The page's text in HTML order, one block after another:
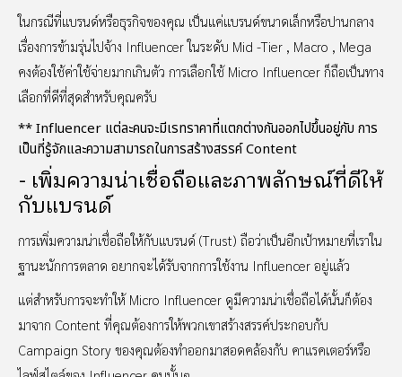
ในกรณีที่แบรนด์หรือธุรกิจของคุณ เป็นแค่แบรนด์ขนาดเล็กหรือปานกลาง
เรื่องการข้ามรุ่นไปจ้าง Influencer ในระดับ Mid -Tier , Macro , Mega
คงต้องใช้ค่าใช้จ่ายมากเกินตัว การเลือกใช้ Micro Influencer ก็ถือเป็นทาง
เลือกที่ดีที่สุดสำหรับคุณครับ
** Influencer แต่ละคนจะมีเรทราคาที่แตกต่างกันออกไปขึ้นอยู่กับ การ
เป็นที่รู้จักและความสามารถในการสร้างสรรค์ Content
- เพิ่มความน่าเชื่อถือและภาพลักษณ์ที่ดีให้
กับแบรนด์
การเพิ่มความน่าเชื่อถือให้กับแบรนด์ (Trust) ถือว่าเป็นอีกเป้าหมายที่เราใน
ฐานะนักการตลาด อยากจะได้รับจากการใช้งาน Influencer อยู่แล้ว
แต่สำหรับการจะทำให้ Micro Influencer ดูมีความน่าเชื่อถือได้นั้นก็ต้อง
มาจาก Content ที่คุณต้องการให้พวกเขาสร้างสรรค์ประกอบกับ
Campaign Story ของคุณต้องทำออกมาสอดคล้องกับ คาแรคเตอร์หรือ